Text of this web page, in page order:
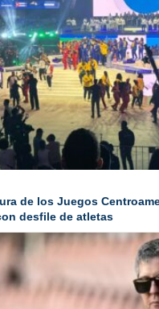
de los Juegos
desfile de atletas